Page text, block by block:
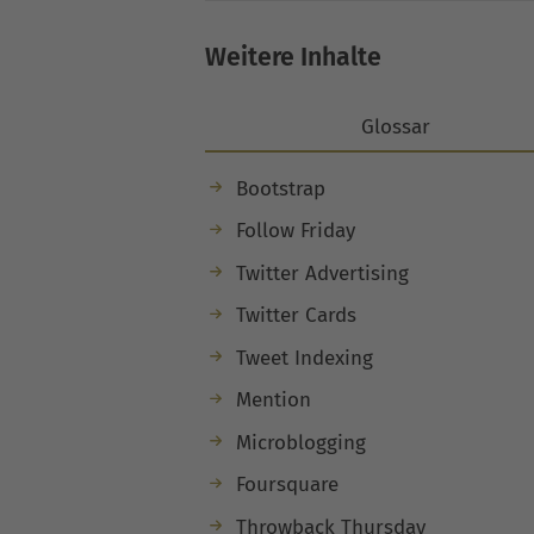
Weitere Inhalte
Glossar
Bootstrap
Follow Friday
Twitter Advertising
Twitter Cards
Tweet Indexing
Mention
Microblogging
Foursquare
Throwback Thursday